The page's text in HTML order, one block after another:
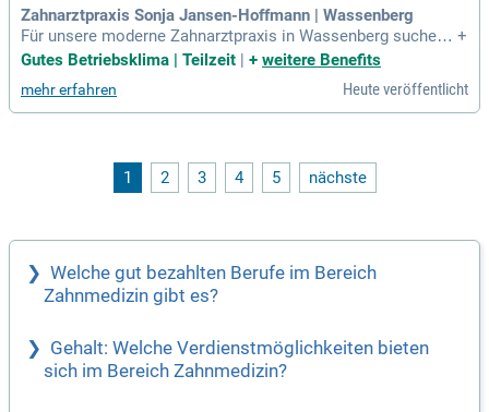
Zahnarztpraxis Sonja Jansen-Hoffmann | Wassenberg
Für unsere moderne Zahnarztpraxis in Wassenberg suchen
wir eine engagierte Zahnmedizinische Prophylaxeassistenti
+
Gutes Betriebsklima | Teilzeit | + weitere Benefits
mehr erfahren Heute veröffentlicht
1 2 3 4 5 nächste
Welche gut bezahlten Berufe im Bereich
Zahnmedizin gibt es?
Gehalt: Welche Verdienstmöglichkeiten bieten
sich im Bereich Zahnmedizin?